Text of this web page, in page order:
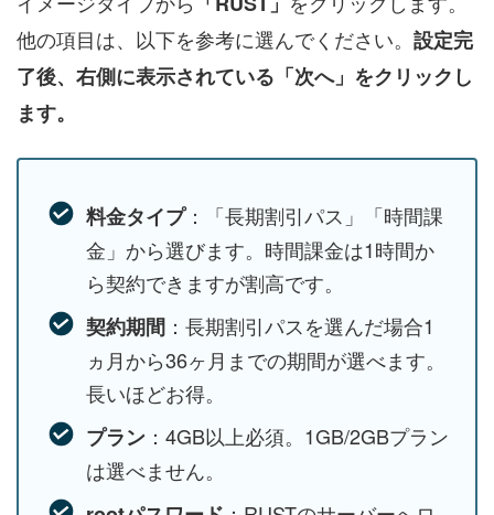
他の項目は、以下を参考に選んでください。 設定完
了後、右側に表示されている「次へ」をクリックし
ます。
料金タイプ：「長期割引パス」「時間課
金」から選びます。時間課金は1時間か
ら契約できますが割高です。
契約期間：長期割引パスを選んだ場合1
ヵ月から36ヶ月までの期間が選べます。
長いほどお得。
プラン：4GB以上必須。1GB/2GBプラン
は選べません。